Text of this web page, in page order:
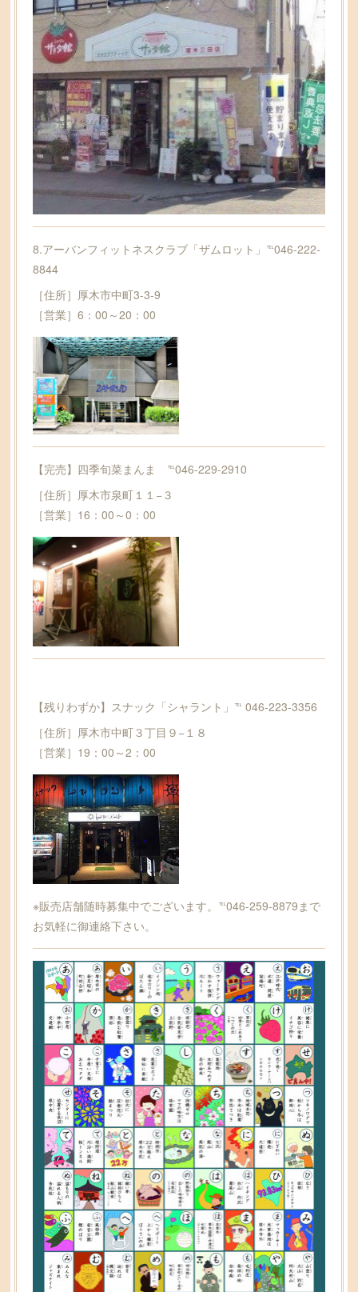
8.アーバンフィットネスクラブ「ザムロット」℡046-222-
8844
［住所］厚木市中町3-3-9
［営業］6：00～20：00
【完売】四季旬菜まんま ℡046-229-2910
［住所］厚木市泉町１１−３
［営業］16：00～0：00
【残りわずか】スナック「シャラント」℡ 046-223-3356
［住所］厚木市中町３丁目９−１８
［営業］19：00～2：00
※販売店舗随時募集中でございます。℡046-259-8879まで
お気軽に御連絡下さい。